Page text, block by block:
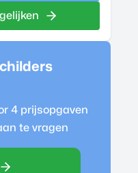
s
4 prijsopgaven
te vragen